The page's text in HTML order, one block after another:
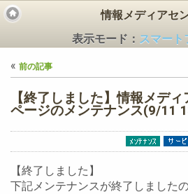
情報メディアセ
表示モード： スマート
« 前の記事
【終了しました】情報メデ
ページのメンテナンス(9/11
【終了しました】
下記メンテナンスが終了しました